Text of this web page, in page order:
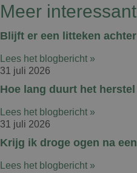
Meer
Blijft er een litteken
Lees het blogbericht »
31 juli 2026
Hoe lang duurt het
Lees het blogbericht »
31 juli 2026
Krijg ik droge ogen na
Lees het blogbericht »